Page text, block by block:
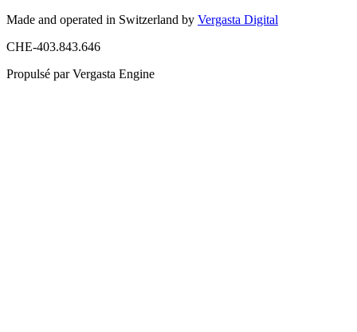
Made and operated in Switzerland by Vergasta Digital
CHE-403.843.646
Propulsé par Vergasta Engine